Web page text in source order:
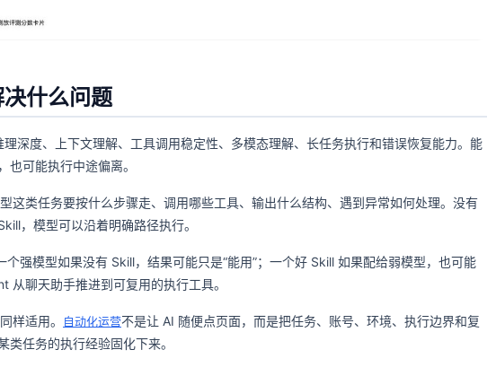
什么问题
理深度、上下文理解、工具调用稳定性、多模态理解、长任务执行和错误恢复能力。能
也可能执行中途偏离。
这类任务要按什么步骤走、调用哪些工具、输出什么结构、遇到异常如何处理。没有
，模型可以沿着明确路径执行。
强模型如果没有 Skill，结果可能只是“能用”；一个好 Skill 如果配给弱模型，也可能
从聊天助手推进到可复用的执行工具。
样适用。 自动化运营不是让 AI 随便点页面，而是把任务、账号、环境、执行边界和复
任务的执行经验固化下来。